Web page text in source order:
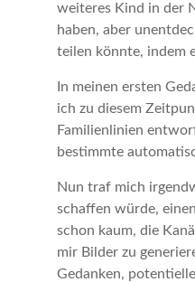
weiteres Kind in der
haben, aber
teilen könnte, indem
In meinen ersten
ich zu diesem
Familienlinien
bestimmte
Nun traf mich
schaffen würde,
schon kaum, die
mir Bilder zu
Gedanken,